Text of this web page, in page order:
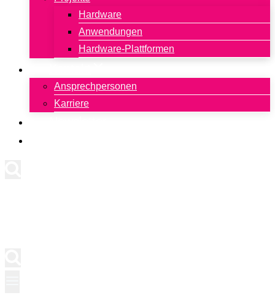
Hardware
Anwendungen
Hardware-Plattformen
Ansprechpersonen
Karriere